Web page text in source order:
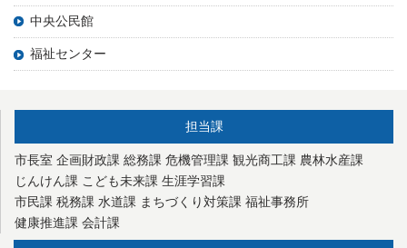
中央公民館
福祉センター
担当課
市長室 企画財政課 総務課 危機管理課 観光商工課 農林水産課
じんけん課 こども未来課 生涯学習課
市民課 税務課 水道課 まちづくり対策課 福祉事務所
健康推進課 会計課